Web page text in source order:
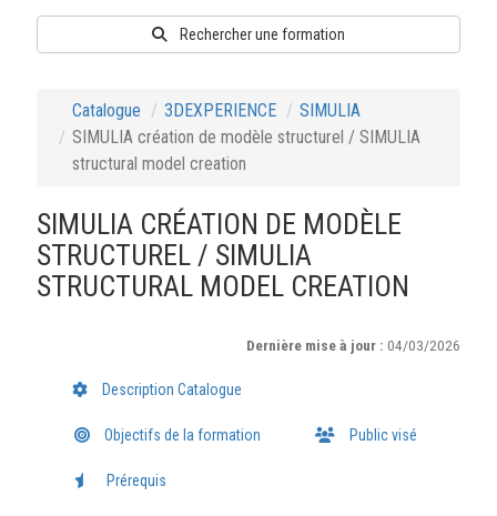
Rechercher une formation
Catalogue 3DEXPERIENCE
SIMULIA
SIMULIA création de modèle structurel / SIMULIA
structural model creation
SIMULIA CRÉATION DE MODÈLE
STRUCTUREL / SIMULIA
STRUCTURAL MODEL CREATION
Dernière mise à jour :04/03/2026
Description Catalogue
Objectifs de la formation Public visé
Prérequis